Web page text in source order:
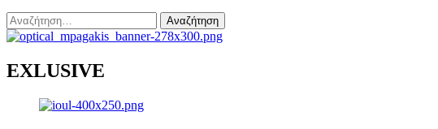
Αναζήτηση
για:
EXLUSIVE